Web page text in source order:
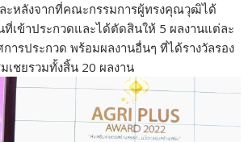
ะหลังจากที่คณะกรรมการผู้ทรงคุณวุฒิได้
ที่เข้าประกวดและได้ตัดสินให้ 5 ผลงานแต่ละ
ารประกวด พร้อมผลงานอื่นๆ ที่ได้รางวัลรอง
เชยรวมทั้งสิ้น 20 ผลงาน